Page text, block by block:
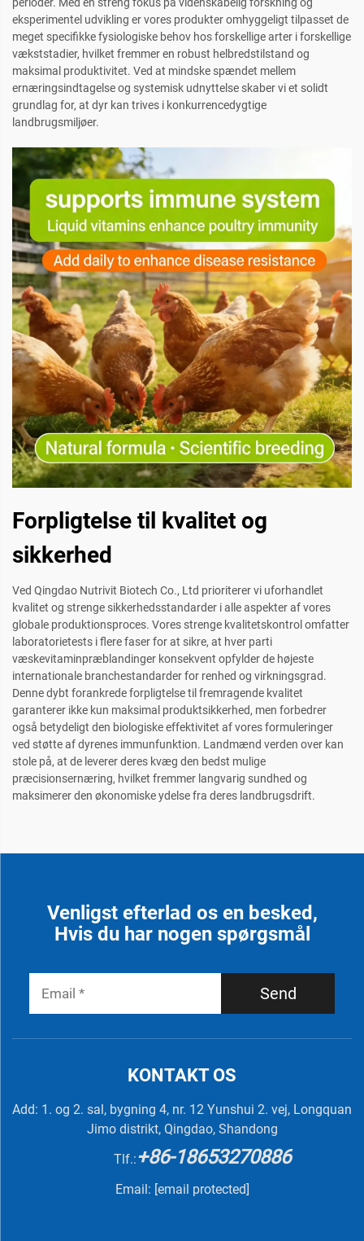
eksperimentel udvikling er vores produkter omhyggeligt tilpasset de
meget specifikke fysiologiske behov hos forskellige arter i forskellige
vækststadier, hvilket fremmer en robust helbredstilstand og
maksimal produktivitet. Ved at mindske spændet mellem
ernæringsindtagelse og systemisk udnyttelse skaber vi et solidt
grundlag for, at dyr kan trives i konkurrencedygtige
landbrugsmiljøer.
Forpligtelse til kvalitet og
sikkerhed
Ved Qingdao Nutrivit Biotech Co., Ltd prioriterer vi uforhandlet
kvalitet og strenge sikkerhedsstandarder i alle aspekter af vores
globale produktionsproces. Vores strenge kvalitetskontrol omfatter
laboratorietests i flere faser for at sikre, at hver parti
væskevitaminpræblandinger konsekvent opfylder de højeste
internationale branchestandarder for renhed og virkningsgrad.
Denne dybt forankrede forpligtelse til fremragende kvalitet
garanterer ikke kun maksimal produktsikkerhed, men forbedrer
også betydeligt den biologiske effektivitet af vores formuleringer
ved støtte af dyrenes immunfunktion. Landmænd verden over kan
stole på, at de leverer deres kvæg den bedst mulige
præcisionsernæring, hvilket fremmer langvarig sundhed og
maksimerer den økonomiske ydelse fra deres landbrugsdrift.
Venligst efterlad os en besked,
Hvis du har nogen spørgsmål
Send
KONTAKT OS
Add: 1. og 2. sal, bygning 4, nr. 12 Yunshui 2. vej, Longquan
Jimo distrikt, Qingdao, Shandong
Tlf.:+86-18653270886
Email: [email protected]